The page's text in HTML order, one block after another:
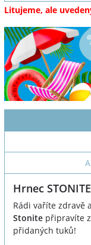
Litujeme, ale
Hrnec
Rádi vaříte zdravě
Stonite připravíte
přidaných tuků!